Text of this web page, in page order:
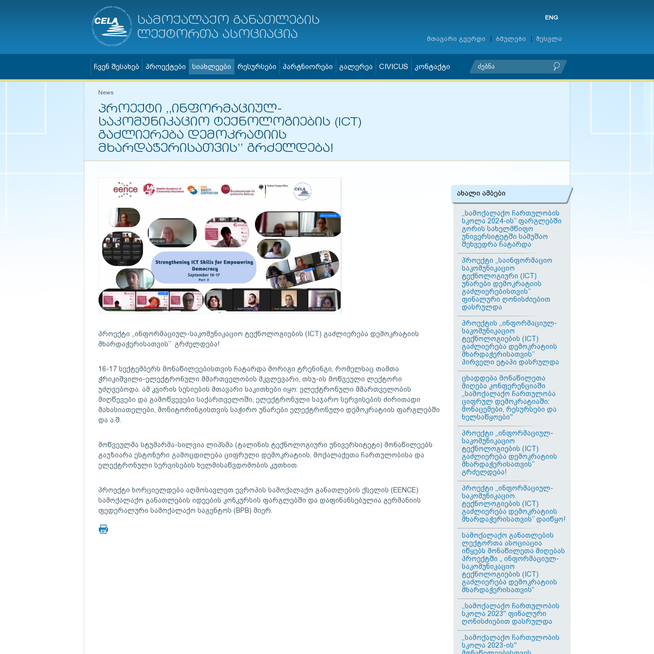
სამოქალაქო განათლების
ლექტორთა ასოციაცია
ENG
მთავარი გვერდი ბმულები შესვლა
ჩვენ შესახებ პროექტები სიახლეები რესურსები პარტნიორები გალერეა CIVICUS კონტაქტი
News
პროექტი ,,ინფორმაციულ-
საკომუნიკაციო ტექნოლოგიების (ICT)
გაძლიერება დემოკრატიის
მხარდაჭერისათვის’’ გრძელდება!
პროექტი ,,ინფორმაციულ-საკომუნიკაციო ტექნოლოგიების (ICT) გაძლიერება დემოკრატიის
მხარდაჭერისათვის’’ გრძელდება!
16-17 სექტემბერს მონაწილეებისთვის ჩატარდა მორიგი ტრენინგი, რომელსაც თამთა
ჭრიკიშვილი-ელექტრონული მმართველობის მკვლევარი, თსუ-ის მოწვეული ლექტორი
უძღვებოდა. ამ კვირის სესიების მთავარი საკითხები იყო: ელექტრონული მმართველობის
მიღწევები და გამოწვევები საქართველოში, ელექტრონული საჯარო სერვისების ძირითადი
მახასიათელები, მონიტორინგისთვის საჭირო უნარები ელექტრონული დემოკრატიის ფარგლებში
და ა.შ.
მოწვეულმა სტუმარმა-სილვია ლიპსმა (ტალინის ტექნოლოგიური უნივერსიტეტი) მონაწილეებს
გაუზიარა ესტონური გამოცდილება ციფრული დემოკრატიის, მოქალაქეთა ჩართულობისა და
ელექტრონული სერვისების ხელმისაწვდომობის კუთხით.
პროექტი ხორციელდება აღმოსავლეთ ევროპის სამოქალაქო განათლების ქსელის (EENCE)
სამოქალაქო განათლების იდეების კონკურსის ფარგლებში და დაფინანსებულია გერმანიის
ფედერალური სამოქალაქო საგენტოს (BPB) მიერ.
ახალი ამბები
,,სამოქალაქო ჩართულობის
სკოლა 2024-ის’’ ფარგლებში
გორის სახელმწიფო
უნივერსიტეტში სამუშაო
შეხვედრა ჩატარდა
პროექტი ,,საინფორმაციო
საკომუნიკაციო
ტექნოლოგიური (ICT)
უნარები დემოკრატიის
გაძლიერებისთვის’’
ფინალური ღონისძიებით
დასრულდა
პროექტის ,,ინფორმაციულ-
საკომუნიკაციო
ტექნოლოგიების (ICT)
გაძლიერება დემოკრატიის
მხარდაჭერისათვის’’
პირველი ეტაპი დასრულდა
ცხადდება მონაწილეთა
მიღება კონფერენციაში
,,სამოქალაქო ჩართულობა
ციფრულ დემოკრატიაში:
მონაცემები, რესურსები და
ხელსაწყოები''
პროექტი ,,ინფორმაციულ-
საკომუნიკაციო
ტექნოლოგიების (ICT)
გაძლიერება დემოკრატიის
მხარდაჭერისათვის’’
გრძელდება!
პროექტი ,,ინფორმაციულ-
საკომუნიკაციო
ტექნოლოგიების (ICT)
გაძლიერება დემოკრატიის
მხარდაჭერისათვის’’ დაიწყო!
სამოქალაქო განათლების
ლექტორთა ასოციაცია
იწყებს მონაწილეთა მიღებას
პროექტში „ ინფორმაციულ-
საკომუნიკაციო
ტექნოლოგიების (ICT)
გაძლიერება დემოკრატიის
მხარდაჭერისათვის“
,,სამოქალაქო ჩართულობის
სკოლა 2023'' ფინალური
ღონისძიებით დასრულდა
,,სამოქალაქო ჩართულობის
სკოლა 2023-ის''